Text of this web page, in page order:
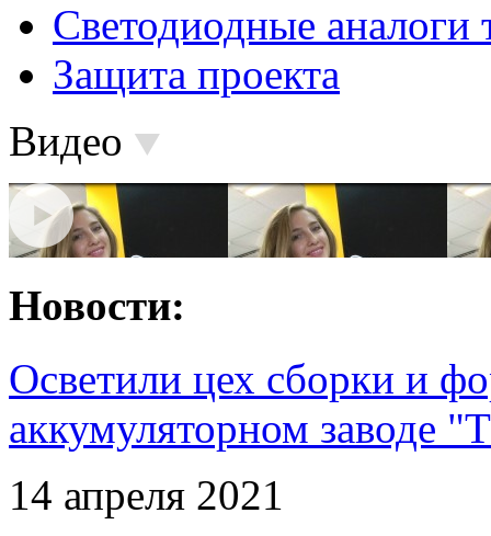
Светодиодные аналоги
Защита проекта
Видео
Новости:
Осветили цех сборки и
аккумуляторном заводе
14 апреля 2021